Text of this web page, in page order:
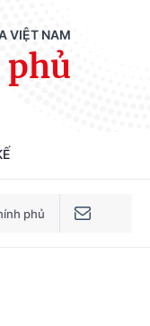
VIỆT NAM
phủ
phủ